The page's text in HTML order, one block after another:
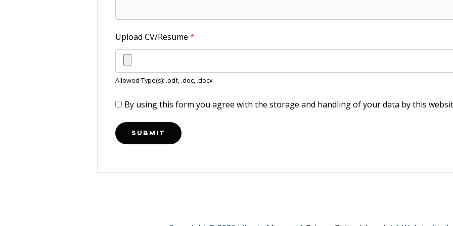
Upload CV/Resume *
Allowed Type(s): .pdf, .doc, .docx
By using this form you agree with the storage and handling of your data by this